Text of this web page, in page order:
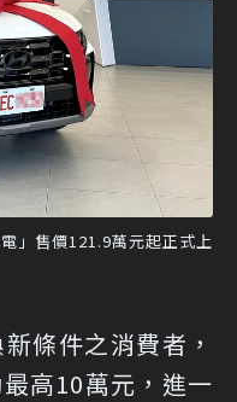
」售價121.9萬元起正式上
條件之消費者，
高10萬元，進一